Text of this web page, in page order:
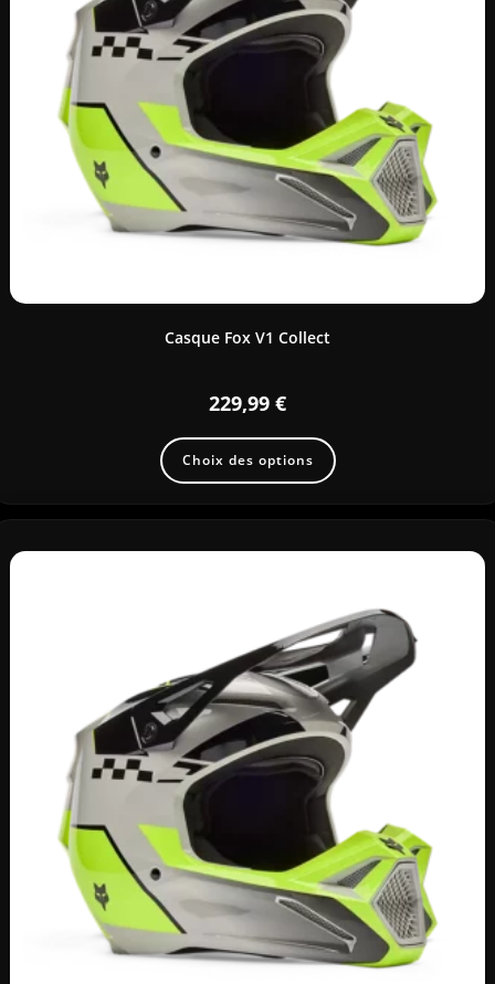
Casque Fox V1 Collect
229,99 €
Choix des options